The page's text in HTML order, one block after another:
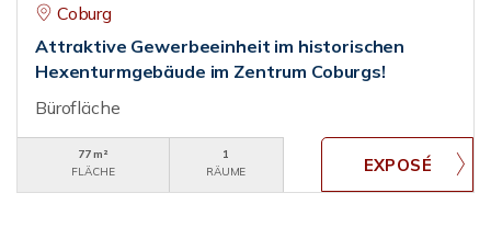
Coburg
Attraktive Gewerbeeinheit im historischen
Hexenturmgebäude im Zentrum Coburgs!
Bürofläche
77 m²
FLÄCHE
1
RÄUME